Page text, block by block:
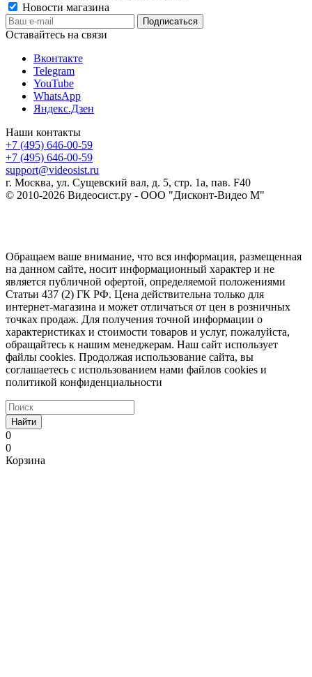
Новости магазина
Оставайтесь на связи
Вконтакте
Telegram
YouTube
WhatsApp
Яндекс.Дзен
Наши контакты
+7 (495) 646-00-59
+7 (495) 646-00-59
support@videosist.ru
г. Москва, ул. Сущевский вал, д. 5, стр. 1а, пав. F40
© 2010-2026 Видеосист.ру - ООО "Дисконт-Видео М"
Обращаем ваше внимание, что вся информация, размещенная
на данном сайте, носит информационный характер и не
является публичной офертой, определяемой положениями
Статьи 437 (2) ГК РФ. Цена действительна только для
интернет-магазина и может отличаться от цен в розничных
точках продаж. Для получения точной информации о
характеристиках и стоимости товаров и услуг, пожалуйста,
обращайтесь к нашим менеджерам. Наш сайт использует
файлы cookies. Продолжая использование сайта, вы
соглашаетесь с использованием нами файлов cookies и
политикой конфиденциальности
Найти
0
0
Корзина